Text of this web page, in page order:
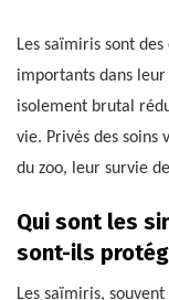
Les saïmiris sont
importants dans
isolement brutal
vie. Privés des soins
du zoo, leur survie
Qui sont les
sont-ils
Les saïmiris,